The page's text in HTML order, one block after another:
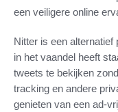
een veiligere online
Nitter is een
in het vaandel heeft
tweets te bekijken
tracking en andere
genieten van een ad-